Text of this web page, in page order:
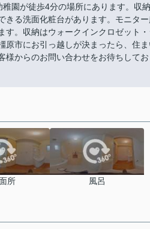
園が徒歩4分の場所にあります。収納
きる洗面化粧台があります。モニタ
す。収納はウォークインクロゼット
原市にお引っ越しが決まったら、住
様からのお問い合わせをお待ちして
所 風呂